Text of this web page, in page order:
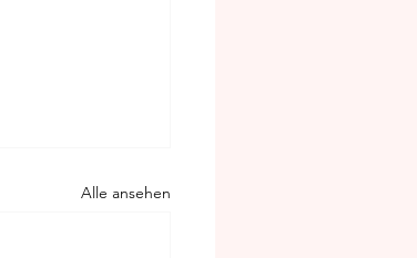
Alle ansehen